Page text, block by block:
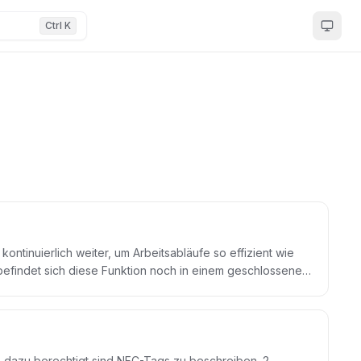
Ctrl K
sich diese Funktion noch in einem geschlossenen